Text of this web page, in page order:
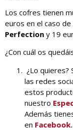
Los cofres tienen
euros en el caso de
Perfection y 19
¿Con cuál os
¿Lo quieres?
las redes
estos
nuestro
Además
en Facebook.